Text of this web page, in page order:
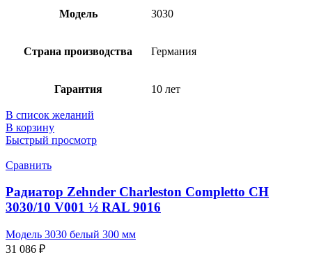
Модель 3030
Страна производства Германия
Гарантия 10 лет
В список желаний
В корзину
Быстрый просмотр
Сравнить
Радиатор Zehnder Charleston Completto CH
3030/10 V001 ½ RAL 9016
Модель 3030 белый 300 мм
31 086 ₽